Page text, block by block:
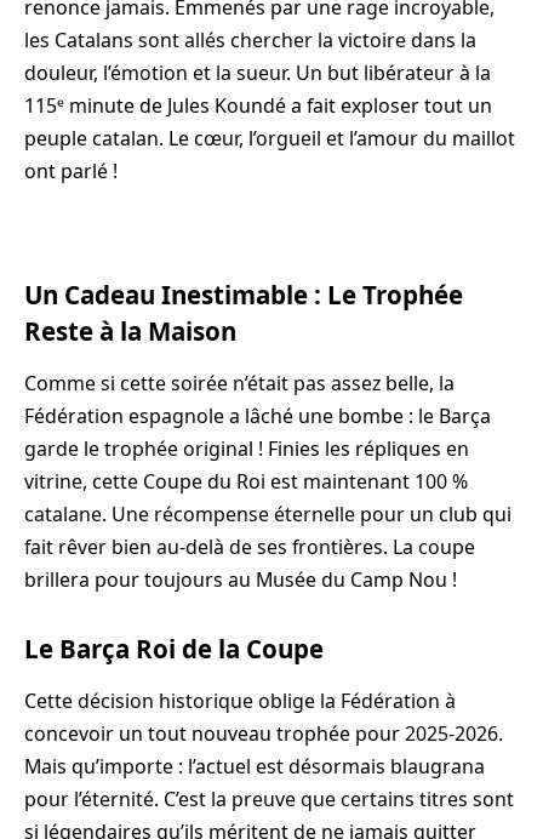
renonce jamais. Emmenés par une rage incroyable,
les Catalans sont allés chercher la victoire dans la
douleur, l’émotion et la sueur. Un but libérateur à la
115ᵉ minute de Jules Koundé a fait exploser tout un
peuple catalan. Le cœur, l’orgueil et l’amour du maillot
ont parlé !
Un Cadeau Inestimable : Le Trophée
Reste à la Maison
Comme si cette soirée n’était pas assez belle, la
Fédération espagnole a lâché une bombe : le Barça
garde le trophée original ! Finies les répliques en
vitrine, cette Coupe du Roi est maintenant 100 %
catalane. Une récompense éternelle pour un club qui
fait rêver bien au-delà de ses frontières. La coupe
brillera pour toujours au Musée du Camp Nou !
Le Barça Roi de la Coupe
Cette décision historique oblige la Fédération à
concevoir un tout nouveau trophée pour 2025-2026.
Mais qu’importe : l’actuel est désormais blaugrana
pour l’éternité. C’est la preuve que certains titres sont
si légendaires qu’ils méritent de ne jamais quitter